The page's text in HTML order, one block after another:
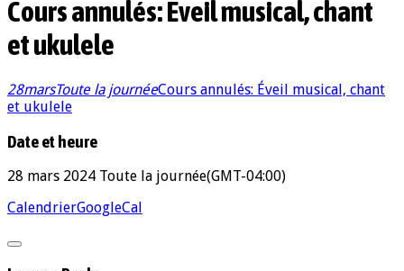
Cours annulés: Éveil musical, chant
et ukulele
28marsToute la journéeCours annulés: Éveil musical, chant
et ukulele
Date et heure
28 mars 2024 Toute la journée(GMT-04:00)
CalendrierGoogleCal